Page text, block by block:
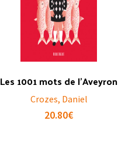
Les 1001 mots de l’Aveyron
Crozes, Daniel
20.80€